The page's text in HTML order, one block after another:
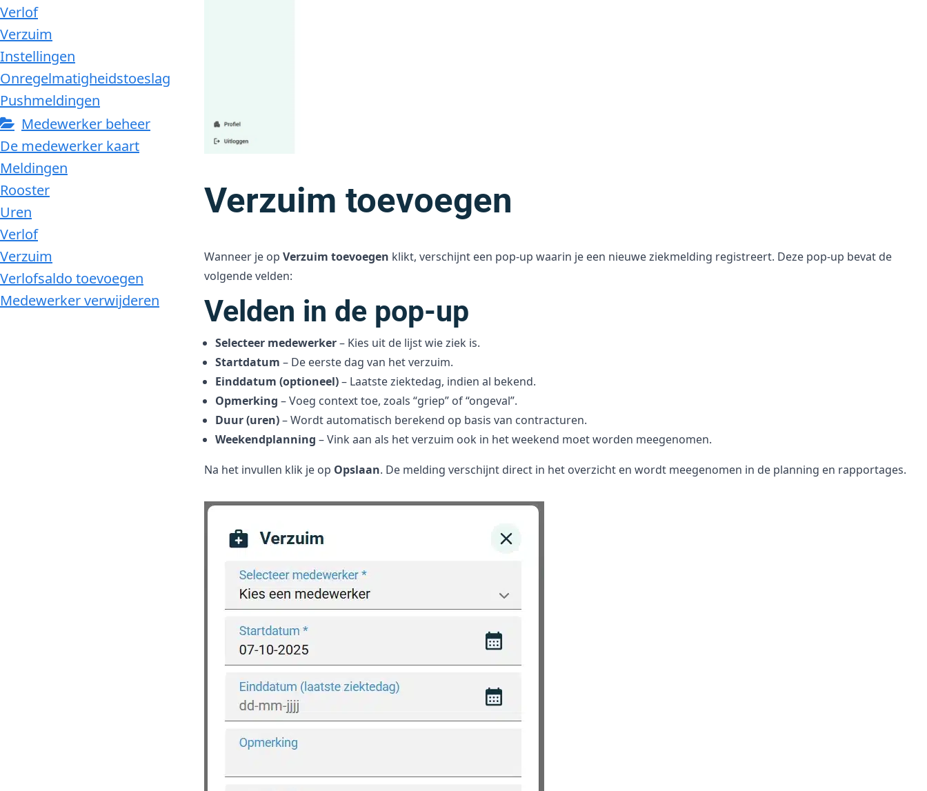
Verlof
Verzuim
Instellingen
Onregelmatigheidstoeslag
Pushmeldingen
Medewerker beheer
De medewerker kaart
Meldingen
Rooster
Uren
Verlof
Verzuim
Verlofsaldo toevoegen
Medewerker verwijderen
Verzuim toevoegen
Wanneer je op Verzuim toevoegen klikt, verschijnt een pop-up waarin je een nieuwe ziekmelding registreert. Deze pop-up bevat de
volgende velden:
Velden in de pop-up
Selecteer medewerker– Kies uit de lijst wie ziek is.
Startdatum – De eerste dag van het verzuim.
Einddatum (optioneel)– Laatste ziektedag, indien al bekend.
Opmerking – Voeg context toe, zoals “griep” of “ongeval”.
Duur (uren)– Wordt automatisch berekend op basis van contracturen.
Weekendplanning – Vink aan als het verzuim ook in het weekend moet worden meegenomen.
Na het invullen klik je op Opslaan. De melding verschijnt direct in het overzicht en wordt meegenomen in de planning en rapportages.